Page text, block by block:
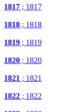
1817 ; 1817
1818 ; 1818
1819 ; 1819
1820 ; 1820
1821 ; 1821
1822 ; 1822